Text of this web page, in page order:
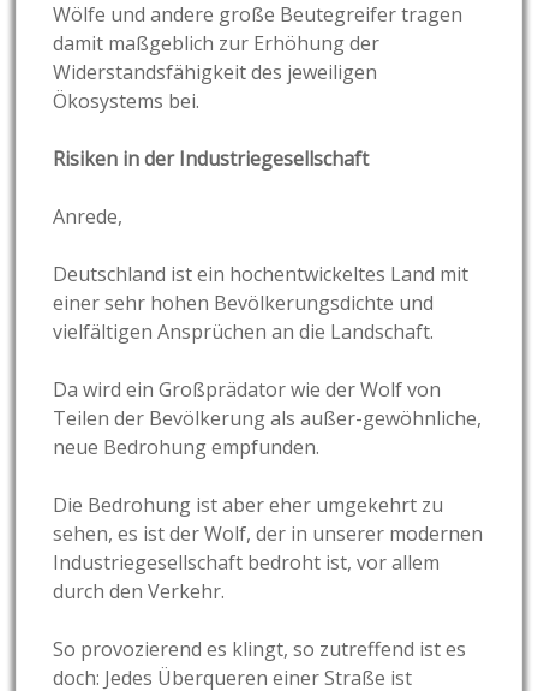
Wölfe und andere große Beutegreifer tragen
damit maßgeblich zur Erhöhung der
Widerstandsfähigkeit des jeweiligen
Ökosystems bei.
Risiken in der Industriegesellschaft
Anrede,
Deutschland ist ein hochentwickeltes Land mit
einer sehr hohen Bevölkerungsdichte und
vielfältigen Ansprüchen an die Landschaft.
Da wird ein Großprädator wie der Wolf von
Teilen der Bevölkerung als außer-gewöhnliche,
neue Bedrohung empfunden.
Die Bedrohung ist aber eher umgekehrt zu
sehen, es ist der Wolf, der in unserer modernen
Industriegesellschaft bedroht ist, vor allem
durch den Verkehr.
So provozierend es klingt, so zutreffend ist es
doch: Jedes Überqueren einer Straße ist